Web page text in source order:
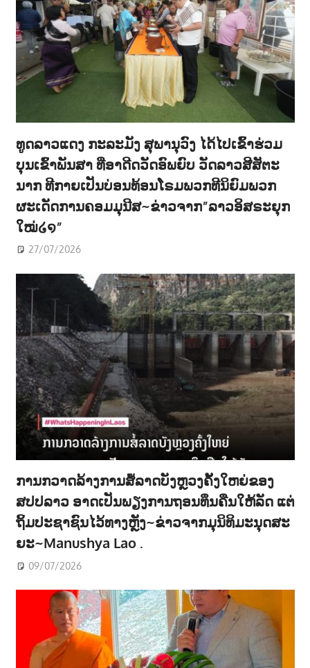
ທູດລາວແດງ ກະລະມັງ ສຸພານຸວົງ ໄດ້ໄປເຂົ້າຮ່ວມ
ບຸນເຂົ້າພັນສາ ທີ່ອາດີດວັດອົພຍົບ ວັດລາວສີສັຕະ
ນາກ ທີກາຍເປັນບ່ອນທ້ອນໂຣມພວກທີນິຍົມພວກ
ຜະເດັດການຄອມມຸນີສ~ຂ່າວຈາກ”ລາວອິສຣະຍຸກ
ໃໝ່໒໑”
27/07/2026
ການກວາດລ້າງການສໍ້ລາດບັງຫຼວງຄັ້ງໃຫຍ່ຂອງ
ສປປລາວ ອາດເປັນພຽງການຖອນທຶນຄືນໃຫ້ລັດ ແຕ່
ຖິ້ມປະຊາຊົນໄວ້ທາງຫຼັງ~ຂ່າວຈາກມຸນິທິມະນຸດສະ
ຍະ~Manushya Lao .
09/07/2026